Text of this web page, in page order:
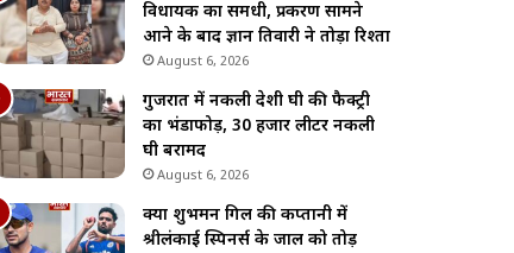
विधायक का समधी, प्रकरण सामने
आने के बाद ज्ञान तिवारी ने तोड़ा रिश्ता
August 6, 2026
गुजरात में नकली देशी घी की फैक्ट्री
का भंडाफोड़, 30 हजार लीटर नकली
घी बरामद
August 6, 2026
क्या शुभमन गिल की कप्तानी में
श्रीलंकाई स्पिनर्स के जाल को तोड़